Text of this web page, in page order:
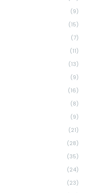
(9)
(15)
(7)
(11)
(13)
(9)
(16)
(8)
(9)
(21)
(28)
(35)
(24)
(23)